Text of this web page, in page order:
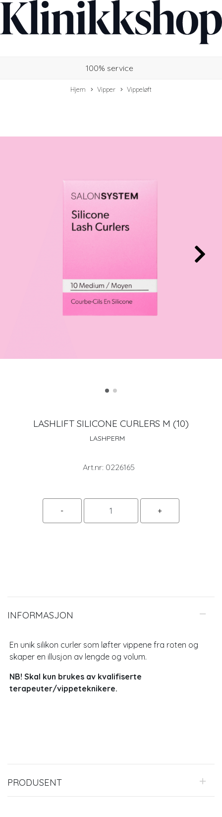
100% service
Hjem Vipper Vippeløft
LASHLIFT SILICONE CURLERS M (10)
LASHPERM
Art.nr: 0226165
INFORMASJON
En unik silikon curler som løfter vippene fra roten og
skaper en illusjon av lengde og volum.
NB! Skal kun brukes av kvalifiserte
terapeuter/vippeteknikere.
PRODUSENT